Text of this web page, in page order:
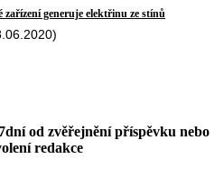
zařízení generuje elektřinu ze stínů
od zvěřejnění příspěvku nebo
redakce